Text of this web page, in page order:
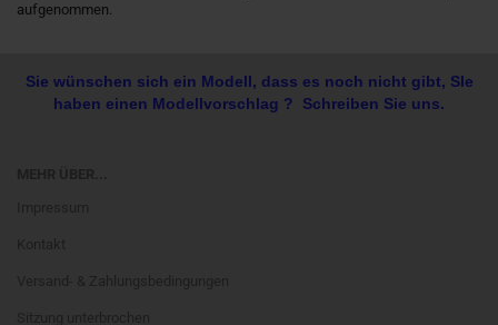
aufgenommen.
Sie wünschen sich ein Modell, dass es noch nicht gibt, SIe
haben einen Modellvorschlag ? Schreiben Sie uns.